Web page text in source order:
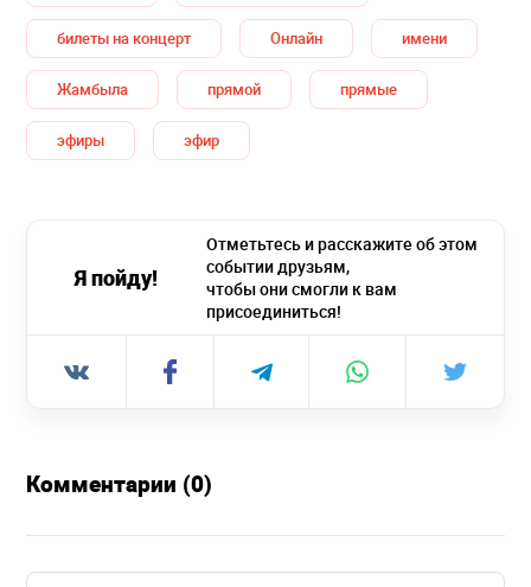
билеты на концерт Онлайн имени
Жамбыла прямой прямые
эфиры эфир
Я пойду!
Отметьтесь и расскажите об этом
событии друзьям,
чтобы они смогли к вам
присоединиться!
Комментарии (0)